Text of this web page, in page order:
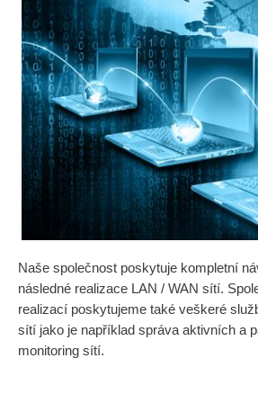
Naše společnost poskytuje kompletní
následné realizace LAN / WAN sítí.
realizací poskytujeme také veškeré
sítí jako je například správa aktivních a
monitoring sítí.